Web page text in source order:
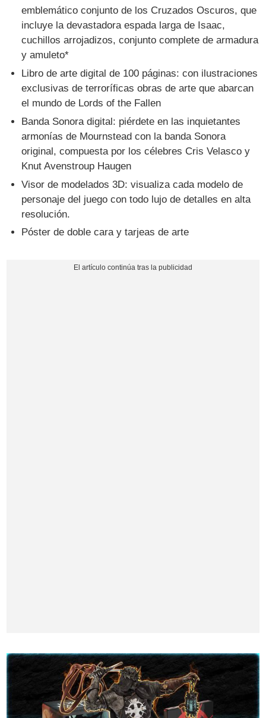
emblemático conjunto de los Cruzados Oscuros, que
incluye la devastadora espada larga de Isaac,
cuchillos arrojadizos, conjunto complete de armadura
y amuleto*
Libro de arte digital de 100 páginas: con ilustraciones
exclusivas de terroríficas obras de arte que abarcan
el mundo de Lords of the Fallen
Banda Sonora digital: piérdete en las inquietantes
armonías de Mournstead con la banda Sonora
original, compuesta por los célebres Cris Velasco y
Knut Avenstroup Haugen
Visor de modelados 3D: visualiza cada modelo de
personaje del juego con todo lujo de detalles en alta
resolución.
Póster de doble cara y tarjeas de arte